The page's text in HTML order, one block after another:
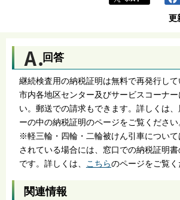
更
回答
継続検査用の納税証明は無料で再発行して
市内各地区センター及びサービスコーナー
い。郵送での請求もできます。詳しくは
ーの中の納税証明のページをご覧ください
※軽三輪・四輪・二輪被けん引車につい
されている場合には、窓口での納税証明
です。詳しくは、 こちらのページをご覧く
関連情報